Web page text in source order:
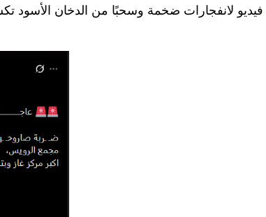
فيديو لانفجارات ضخمة وسحبًا من الدخان الأسود